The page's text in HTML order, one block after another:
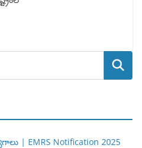
Search
| EMRS Notification 2025